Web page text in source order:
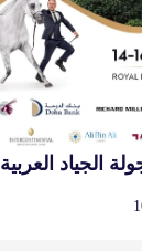
العربية 2026